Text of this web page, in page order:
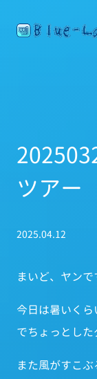
ツアー
2025.04.12
まいど、ヤンで
今日は暑いく
でちょっとし
また風がすこ